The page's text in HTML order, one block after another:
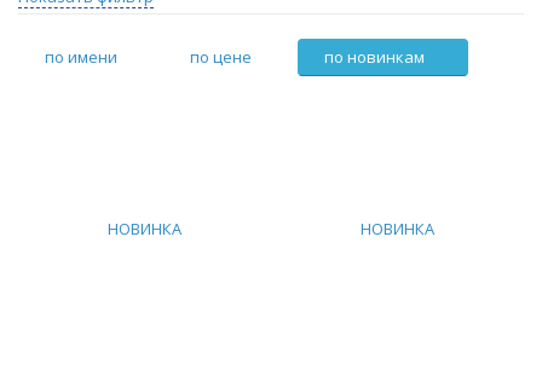
по имени по цене по новинкам
НОВИНКА НОВИНКА